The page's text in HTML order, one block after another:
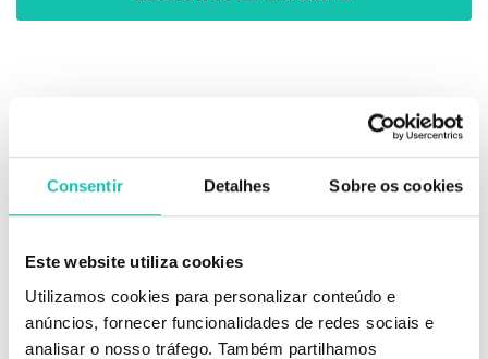
Consentir Detalhes Sobre os cookies
Este website utiliza cookies
Utilizamos cookies para personalizar conteúdo e
anúncios, fornecer funcionalidades de redes sociais e
analisar o nosso tráfego. Também partilhamos
Batom líquido com um brilho poderoso, altamente pigmentado e textura
10 tons disponíveis